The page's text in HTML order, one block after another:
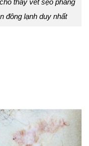
đông lạnh duy nhất